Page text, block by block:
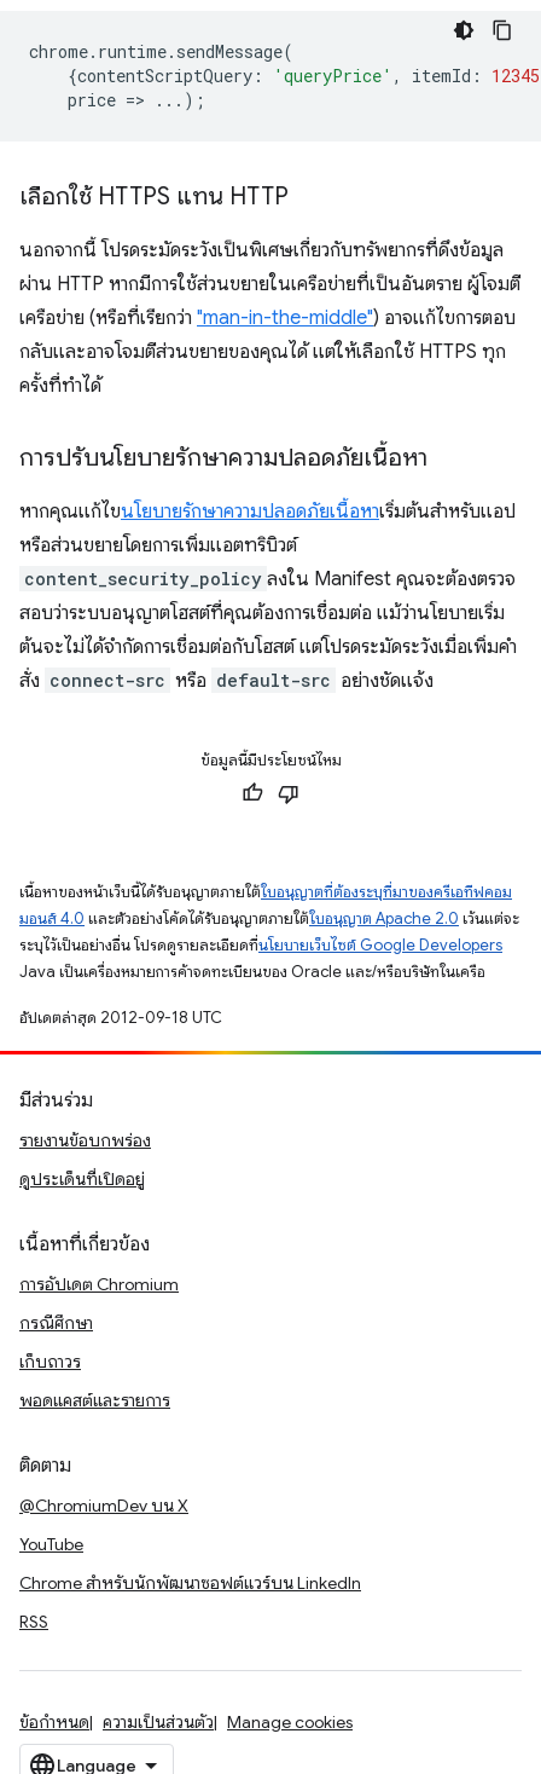
chrome. runtime. sendMessage(
{contentScriptQuery : 'queryPrice' , itemId : 12345
price => ...);
เลือกใช้ HTTPS แทน HTTP
นอกจากนี้ โปรดระมัดระวังเป็นพิเศษเกี่ยวกับทรัพยากรที่ดึงข้อมูล
ผ่าน HTTP หากมีการใช้ส่วนขยายในเครือข่ายที่เป็นอันตราย ผู้โจมตี
เครือข่าย (หรือที่เรียกว่า "man-in-the-middle") อาจแก้ไขการตอบ
กลับและอาจโจมตีส่วนขยายของคุณได้ แต่ให้เลือกใช้ HTTPS ทุก
ครั้งที่ทำได้
การปรับนโยบายรักษาความปลอดภัยเนื้อหา
หากคุณแก้ไขนโยบายรักษาความปลอดภัยเนื้อหาเริ่มต้นสำหรับแอป
หรือส่วนขยายโดยการเพิ่มแอตทริบิวต์
content_security_policy ลงใน Manifest คุณจะต้องตรวจ
สอบว่าระบบอนุญาตโฮสต์ที่คุณต้องการเชื่อมต่อ แม้ว่านโยบายเริ่ม
ต้นจะไม่ได้จำกัดการเชื่อมต่อกับโฮสต์ แต่โปรดระมัดระวังเมื่อเพิ่มคำ
สั่ง connect-src หรือ default-src อย่างชัดแจ้ง
ข้อมูลนี้มีประโยชน์ไหม
เนื้อหาของหน้าเว็บนี้ได้รับอนุญาตภายใต้ใบอนุญาตที่ต้องระบุที่มาของครีเอทีฟคอม
มอนส์ 4.0 และตัวอย่างโค้ดได้รับอนุญาตภายใต้ใบอนุญาต Apache 2.0 เว้นแต่จะ
ระบุไว้เป็นอย่างอื่น โปรดดูรายละเอียดที่นโยบายเว็บไซต์ Google Developers
Java เป็นเครื่องหมายการค้าจดทะเบียนของ Oracle และ/หรือบริษัทในเครือ
อัปเดตล่าสุด 2012-09-18 UTC
มีส่วนร่วม
รายงานข้อบกพร่อง
ดูประเด็นที่เปิดอยู่
เนื้อหาที่เกี่ยวข้อง
การอัปเดต Chromium
กรณีศึกษา
เก็บถาวร
พอดแคสต์และรายการ
ติดตาม
@ChromiumDev บน X
YouTube
Chrome สำหรับนักพัฒนาซอฟต์แวร์บน LinkedIn
RSS
ข้อกำหนด ความเป็นส่วนตัว Manage cookies